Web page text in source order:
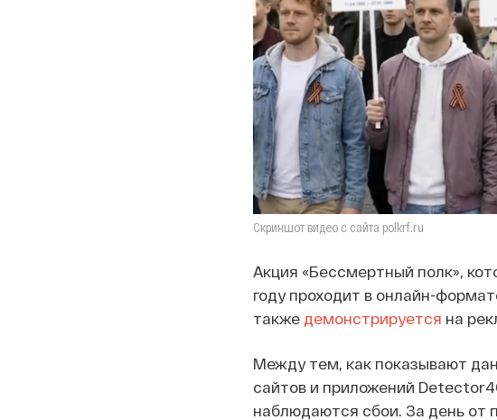
Скриншот видео с сайта polkrf.ru
Акция «Бессмертный полк»,
году проходит в онлайн-
также демонстрируется на
Между тем, как показывают
сайтов и приложений
наблюдаются сбои. За день от